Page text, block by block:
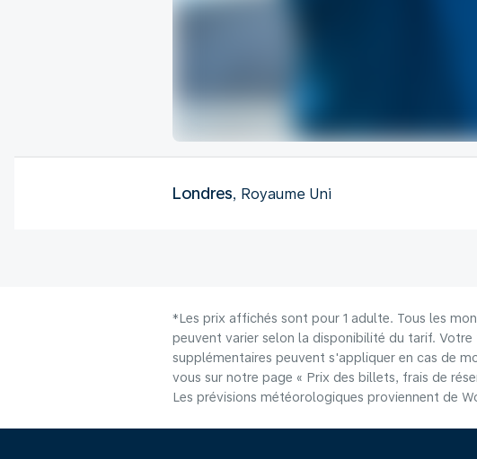
Londres, Royaume Uni
*Les prix affichés sont pour 1 adulte. Tous les
peuvent varier selon la disponibilité du tarif.
supplémentaires peuvent s'appliquer en cas de
vous sur notre page « Prix des billets, frais de
Les prévisions météorologiques proviennent de